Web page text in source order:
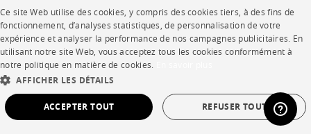
projets d’architecture
intérieure et la création de
nombreux mobiliers et
luminaires édités par Les
FRENCH
ENGLISH
SPANISH
Ce site Web utilise des cookies, y compris des cookies tiers, à des fins de
fonctionnement, d’analyses statistiques, de personnalisation de votre
expérience et analyser la performance de nos campagnes publicitaires. En
utilisant notre site Web, vous acceptez tous les cookies conformément à
notre politique en matière de cookies.
AFFICHER LES DÉTAILS
ACCEPTER TOUT REFUSER TOUT